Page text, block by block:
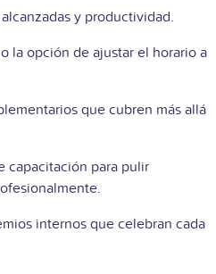
y productividad.
la opción de ajustar el horario a
que cubren más allá
capacitación para pulir
internos que celebran cada